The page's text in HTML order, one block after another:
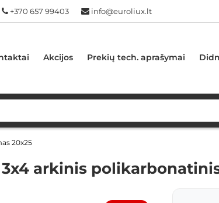
+370 657 99403 info@euroliux.lt
Akcijos Prekių tech. aprašymai
20x25
arkinis